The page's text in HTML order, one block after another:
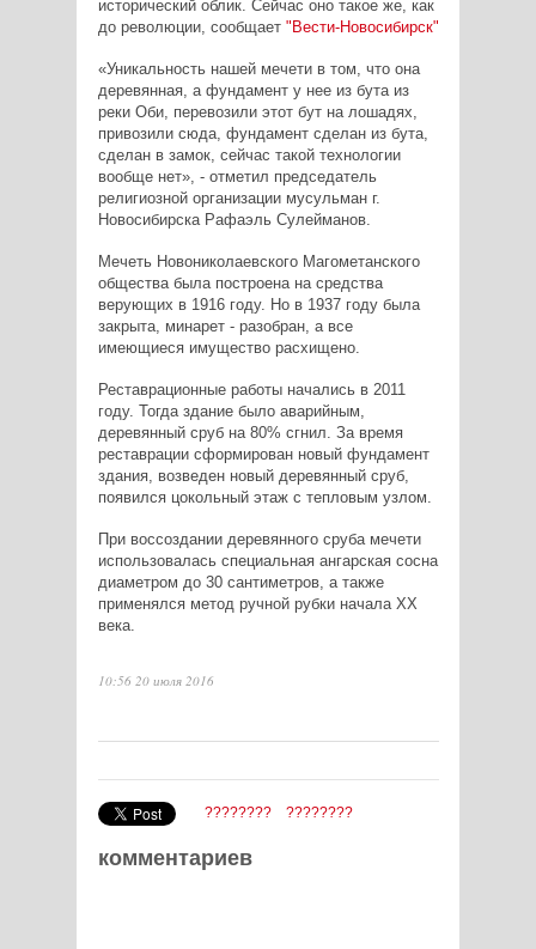
исторический облик. Сейчас оно такое же, как
до революции, сообщает "Вести-Новосибирск"
«Уникальность нашей мечети в том, что она
деревянная, а фундамент у нее из бута из
реки Оби, перевозили этот бут на лошадях,
привозили сюда, фундамент сделан из бута,
сделан в замок, сейчас такой технологии
вообще нет», - отметил председатель
религиозной организации мусульман г.
Новосибирска Рафаэль Сулейманов.
Мечеть Новониколаевского Магометанского
общества была построена на средства
верующих в 1916 году. Но в 1937 году была
закрыта, минарет - разобран, а все
имеющиеся имущество расхищено.
Реставрационные работы начались в 2011
году. Тогда здание было аварийным,
деревянный сруб на 80% сгнил. За время
реставрации сформирован новый фундамент
здания, возведен новый деревянный сруб,
появился цокольный этаж с тепловым узлом.
При воссоздании деревянного сруба мечети
использовалась специальная ангарская сосна
диаметром до 30 сантиметров, а также
применялся метод ручной рубки начала ХХ
века.
10:56 20 июля 2016
???????? ????????
комментариев